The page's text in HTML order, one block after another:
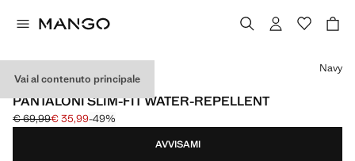
Vai al contenuto principale
PERFORMANCE
PANTALONI SLIM-FIT WATER-REPELLENT
Prezzo iniziale depennato [€ 69,99 ]
€ 69,99
Prezzo attuale [€ 35,99 ]
€ 35,99-49%
Seleziona un colore
Navy
AVVISAMI